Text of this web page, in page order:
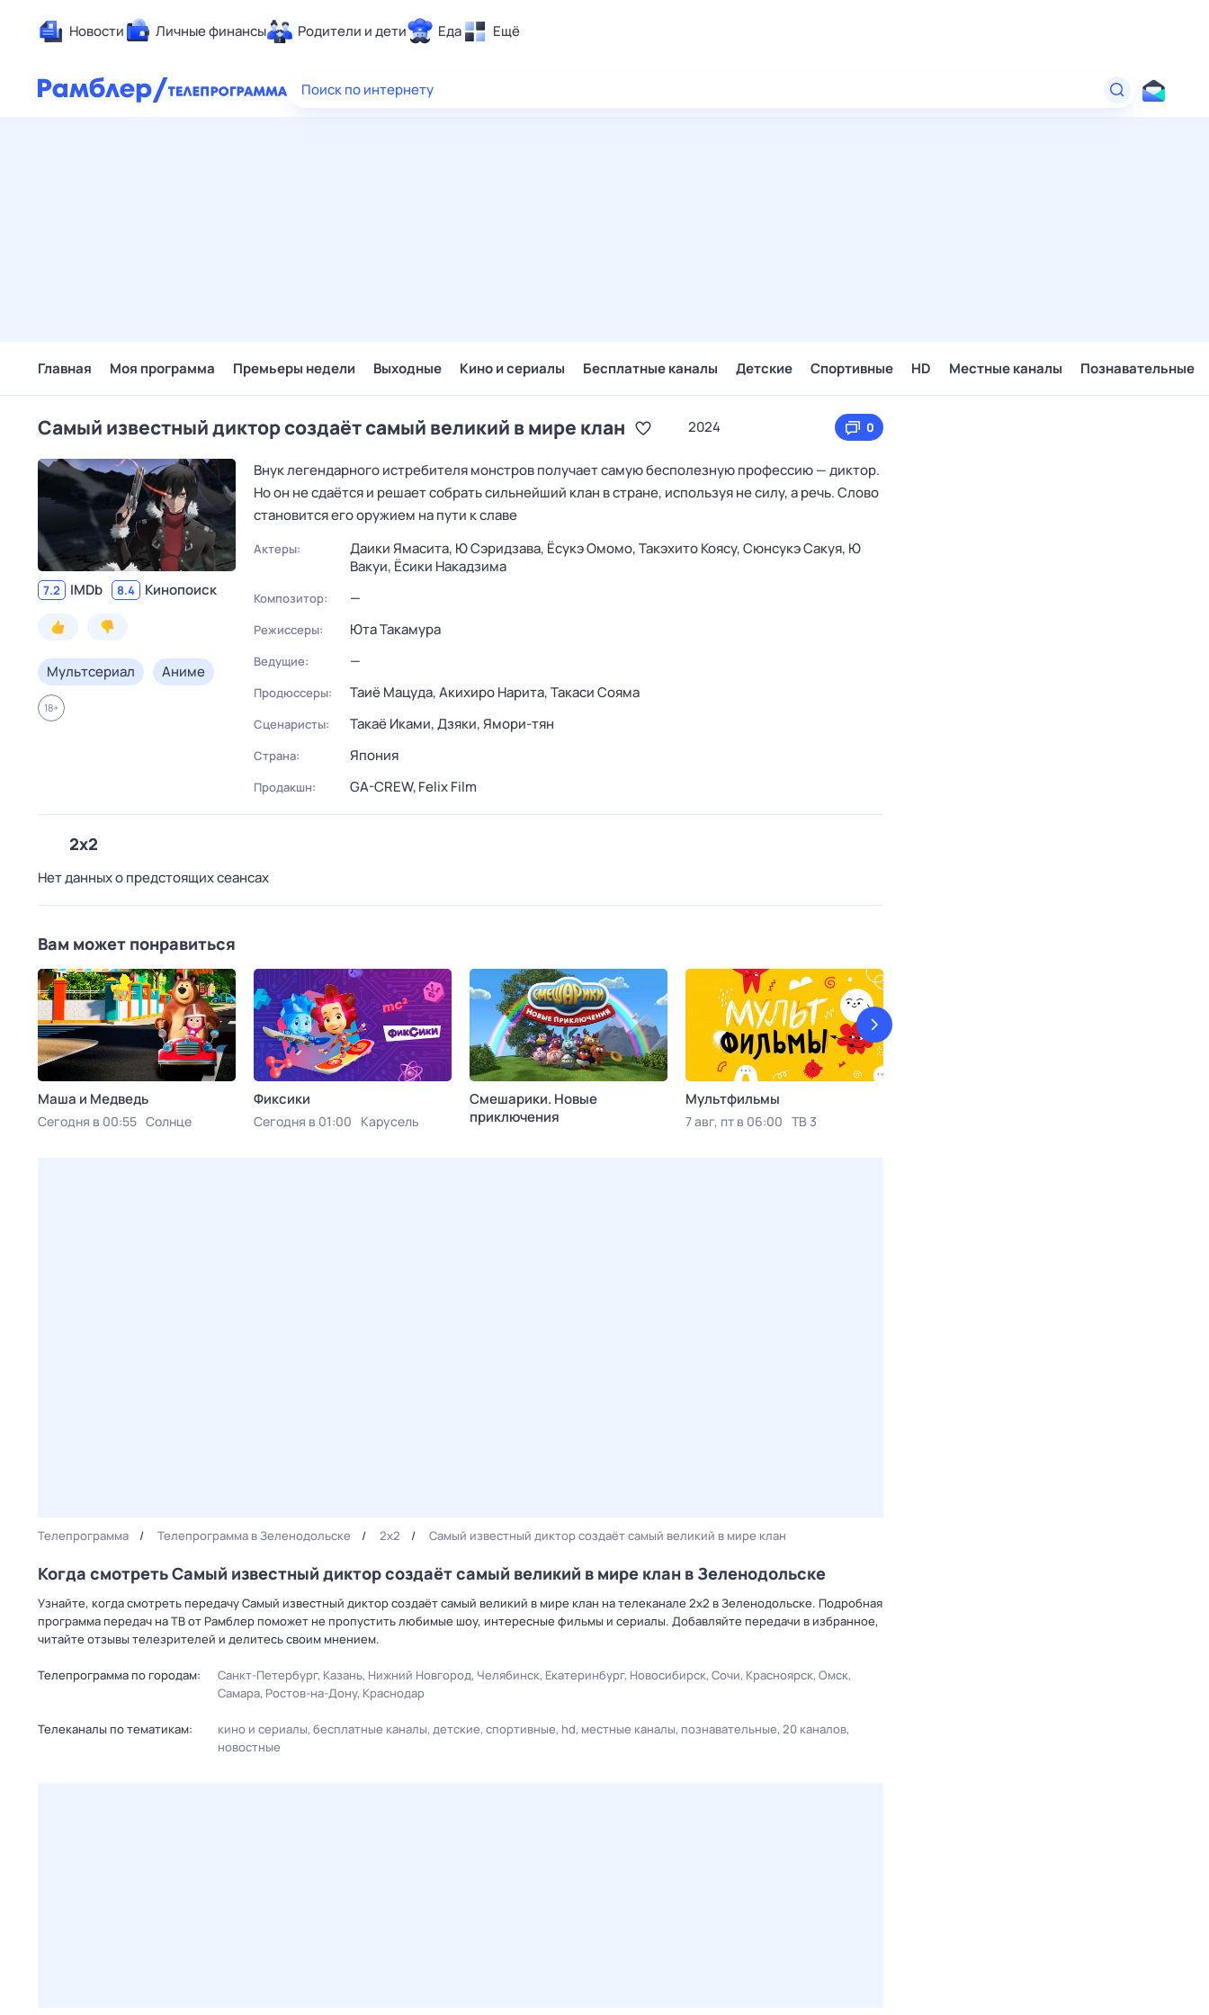
Новости Личные финансы Родители и дети Еда Ещё
Здоровье
Поиск по интернету
Главная Моя программа Премьеры недели Выходные Кино и сериалы Бесплатные каналы Детские Спортивные HD Местные каналы Познавательные
Самый известный диктор создаёт самый великий в мире клан 2024 0
7.2 IMDb 8.4 Кинопоиск
Мультсериал Аниме
18+
Внук легендарного истребителя монстров получает самую бесполезную профессию — диктор.
Но он не сдаётся и решает собрать сильнейший клан в стране, используя не силу, а речь. Слово
становится его оружием на пути к славе
Актеры: Даики Ямасита, Ю Сэридзава, Ёсукэ Омомо,Такэхито Коясу,Сюнсукэ Сакуя, Ю
Вакуи, Ёсики Накадзима
Композитор: —
Режиссеры: Юта Такамура
Ведущие: —
Продюссеры: Таиё Мацуда,Акихиро Нарита,Такаси Сояма
Сценаристы: Такаё Иками,Дзяки,Ямори-тян
Страна: Япония
Продакшн: GA-CREW,Felix Film
2x2
Нет данных о предстоящих сеансах
Вам может понравиться
Маша и Медведь
Сегодня в 00:55 Солнце
Фиксики
Сегодня в 01:00 Карусель
Смешарики. Новые
приключения
Мультфильмы
7 авг, пт в 06:00 ТВ 3
Телепрограмма Телепрограмма в Зеленодольске 2x2 Самый известный диктор создаёт самый великий в мире клан
Когда смотреть Самый известный диктор создаёт самый великий в мире клан в Зеленодольске
Узнайте, когда смотреть передачу Самый известный диктор создаёт самый великий в мире клан на телеканале 2x2 в Зеленодольске. Подробная
программа передач на ТВ от Рамблер поможет не пропустить любимые шоу, интересные фильмы и сериалы. Добавляйте передачи в избранное,
читайте отзывы телезрителей и делитесь своим мнением.
Телепрограмма по городам: Санкт-Петербург Казань Нижний Новгород Челябинск Екатеринбург Новосибирск Сочи Красноярск Омск
Самара Ростов-на-Дону Краснодар
Телеканалы по тематикам: кино и сериалы бесплатные каналы детские спортивные hd местные каналы познавательные 20 каналов
новостные